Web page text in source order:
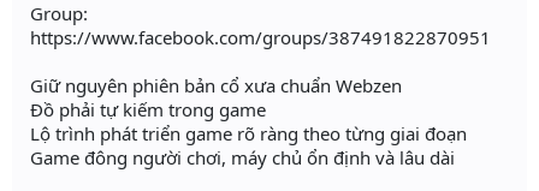
Group:
https://www.facebook.com/groups/387491822870951
Giữ nguyên phiên bản cổ xưa chuẩn Webzen
Đồ phải tự kiếm trong game
Lộ trình phát triển game rõ ràng theo từng giai đoạn
Game đông người chơi, máy chủ ổn định và lâu dài